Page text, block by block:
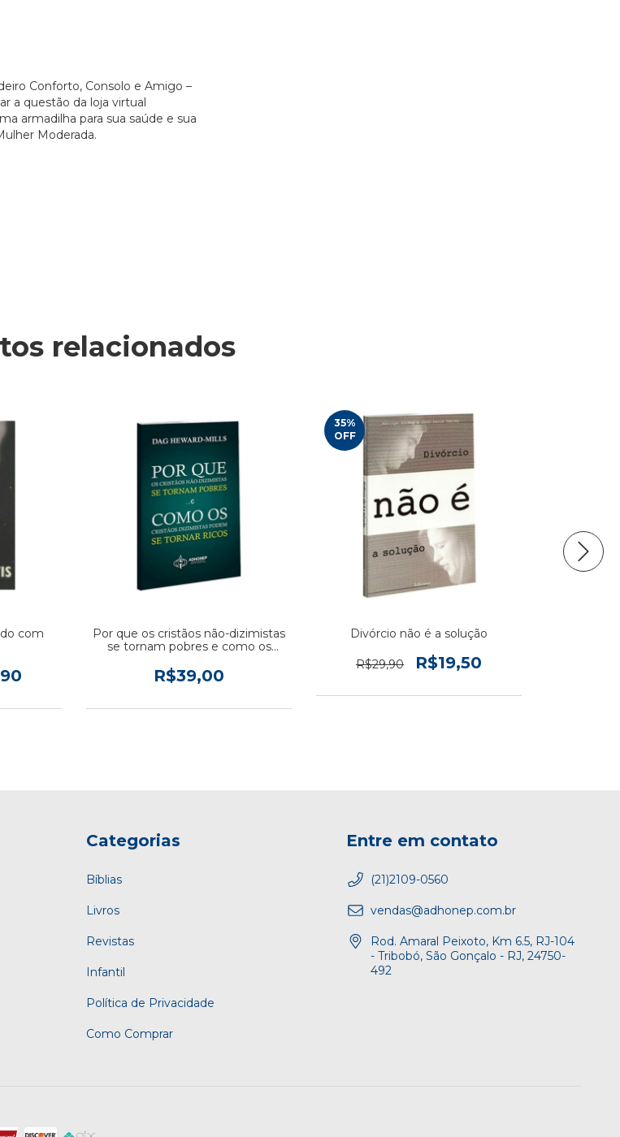
Conforto, Consolo e Amigo –
a questão da loja virtual
armadilha para sua saúde e sua
Moderada.
relacionados
com
Por que os cristãos não-dizimistas
se tornam pobres e como os
tornar ricos
R$39,00
35%
OFF
Divórcio não é a solução
R$29,90 R$19,50
Categorias
Bíblias
Livros
Revistas
Infantil
Política de Privacidade
Como Comprar
Entre em contato
(21)2109-0560
vendas@adhonep.com.br
Rod. Amaral Peixoto, Km 6.5, RJ-104
- Tribobó, São Gonçalo - RJ, 24750-
492